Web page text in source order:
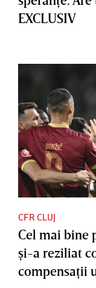
EXCLUSIV
CFR CLUJ
Cel mai bine
şi-a reziliat
compensaţii